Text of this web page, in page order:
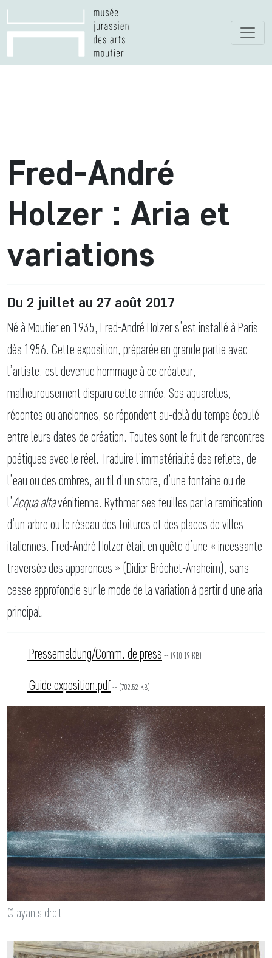
Fred-André
Holzer : Aria et
variations
Du 2 juillet au 27 août 2017
Né à Moutier en 1935, Fred-André Holzer s’est installé à Paris
dès 1956. Cette exposition, préparée en grande partie avec
l’artiste, est devenue hommage à ce créateur,
malheureusement disparu cette année. Ses aquarelles,
récentes ou anciennes, se répondent au-delà du temps écoulé
entre leurs dates de création. Toutes sont le fruit de rencontres
poétiques avec le réel. Traduire l’immatérialité des reflets, de
l’eau ou des ombres, au fil d’un store, d’une fontaine ou de
l’Acqua altavénitienne. Rythmer ses feuilles par la ramification
d’un arbre ou le réseau des toitures et des places de villes
italiennes. Fred-André Holzer était en quête d’une « incessante
traversée des apparences » (Didier Bréchet-Anaheim), sans
cesse approfondie sur le mode de la variation à partir d’une aria
principal.
Pressemeldung/Comm. de press -- (910.19 KB)
Guide exposition.pdf-- (702.52 KB)
© ayants droit